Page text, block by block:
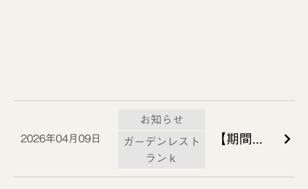
2026年04月09日
お知らせ
ガーデンレスト
ランｋ